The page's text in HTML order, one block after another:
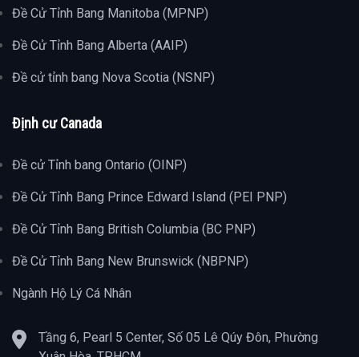
Đề Cử Tỉnh Bang Manitoba (MPNP)
Đề Cử Tỉnh Bang Alberta (AAIP)
Đề cử tỉnh bang Nova Scotia (NSNP)
Định cư Canada
Đề cử Tỉnh bang Ontario (OINP)
Đề Cử Tỉnh Bang Prince Edward Island (PEI PNP)
Đề Cử Tỉnh Bang British Columbia (BC PNP)
Đề Cử Tỉnh Bang New Brunswick (NBPNP)
Ngành Hộ Lý Cá Nhân
Tầng 6, Pearl 5 Center, Số 05 Lê Qúy Đôn, Phường